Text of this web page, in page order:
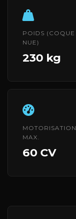
POIDS (COQUE
NUE)
230 kg
MOTORISATION
MAX.
60 CV